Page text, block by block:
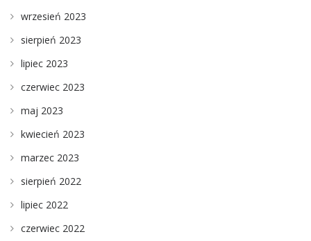
wrzesień 2023
sierpień 2023
lipiec 2023
czerwiec 2023
maj 2023
kwiecień 2023
marzec 2023
sierpień 2022
lipiec 2022
czerwiec 2022